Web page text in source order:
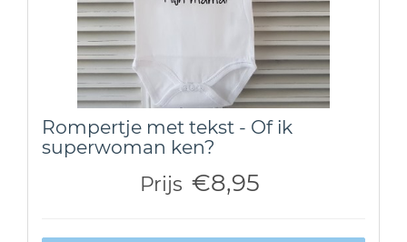
Rompertje met tekst - Of ik
superwoman ken?
Prijs €8,95